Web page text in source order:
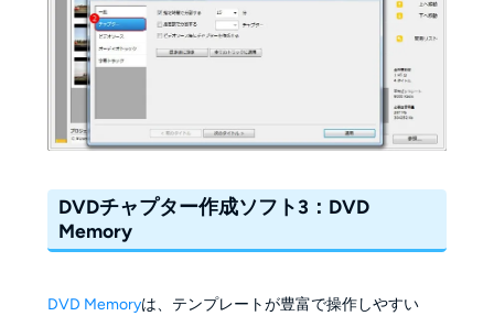
DVDチャプター作成ソフト3：DVD
Memory
DVD Memoryは、テンプレートが豊富で操作しやすい